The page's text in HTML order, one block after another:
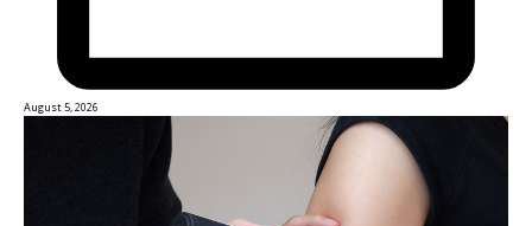
August 5, 2026